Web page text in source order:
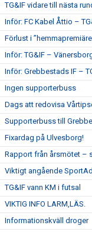
TG&IF vidare till nästa
Inför: FC Kabel Åttio –
Förlust i
Inför: TG&IF –
Inför: Grebbestads IF –
Ingen supporterbuss
Dags att redovisa
Supporterbuss till
Fixardag på Ulvesborg!
Rapport från årsmötet –
Viktigt angående
TG&IF vann KM i futsal
VIKTIG INFO LARM,LÄS.
Informationskväll droger